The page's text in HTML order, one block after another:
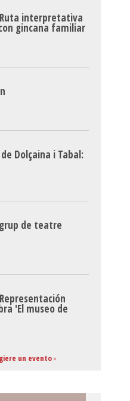
interpretativa
gincana familiar
Dolçaina i Tabal:
de teatre
'El museo de
un evento»